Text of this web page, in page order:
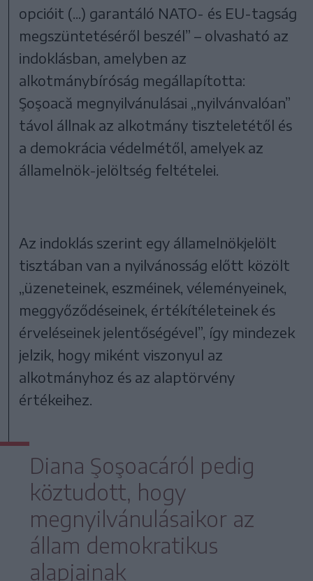
opcióit (...) garantáló NATO- és EU-tagság
megszüntetéséről beszél” – olvasható az
indoklásban, amelyben az
alkotmánybíróság megállapította:
Şoşoacă megnyilvánulásai „nyilvánvalóan”
távol állnak az alkotmány tiszteletétől és
a demokrácia védelmétől, amelyek az
államelnök-jelöltség feltételei.
Az indoklás szerint egy államelnökjelölt
tisztában van a nyilvánosság előtt közölt
„üzeneteinek, eszméinek, véleményeinek,
meggyőződéseinek, értékítéleteinek és
érveléseinek jelentőségével”, így mindezek
jelzik, hogy miként viszonyul az
alkotmányhoz és az alaptörvény
értékeihez.
Diana Şoşoacáról pedig
köztudott, hogy
megnyilvánulásaikor az
állam demokratikus
alapjainak